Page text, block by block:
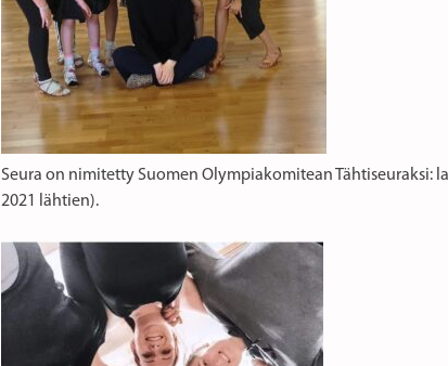
Seura on nimitetty Suomen Olympiakomitean Tähtiseuraksi:
2021 lähtien).